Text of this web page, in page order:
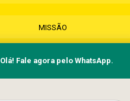
MISSÃO
SERVIÇOS
Olá! Fale agora pelo WhatsApp.